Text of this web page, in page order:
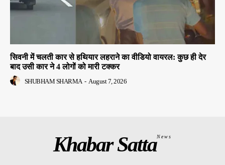
सिवनी में चलती कार से हथियार लहराने का वीडियो वायरल: कुछ ही देर
बाद उसी कार ने 4 लोगों को मारी टक्कर
SHUBHAM SHARMA - August 7, 2026
Khabar SattaNews